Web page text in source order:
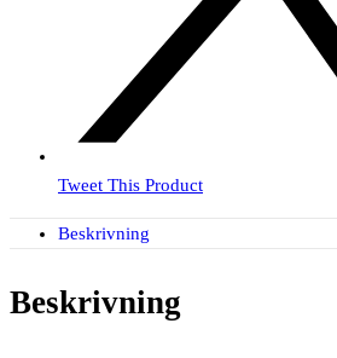
Tweet This Product
Beskrivning
Beskrivning